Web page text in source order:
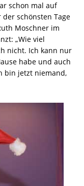
schon mal auf
schönsten Tage
Moschner im
„Wie viel
nicht. Ich kann nur
habe und auch
bin jetzt niemand,